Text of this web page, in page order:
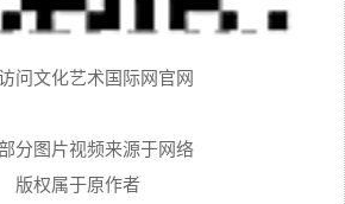
问文化艺术国际网官网
分图片视频来源于网络
版权属于原作者